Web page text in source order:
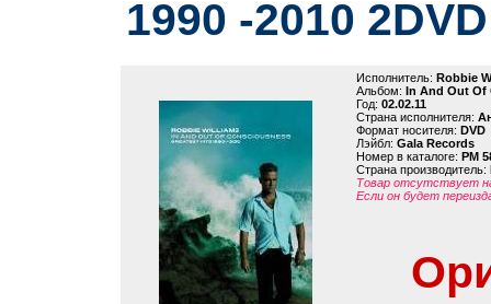
1990 -2010 2DVD
Исполнитель: Robbie
Альбом: In And Out Of
Год: 02.02.11
Страна исполнителя:
Формат носителя: DVD
Лэйбл: Gala Records
Номер в каталоге: PM
Страна производитель:
Товар отсутствует
Если он будет